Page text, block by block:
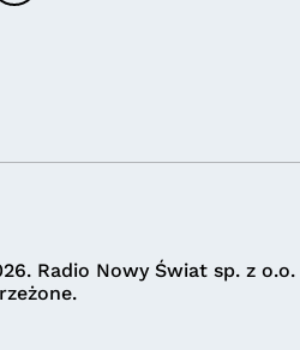
Radio Nowy Świat sp. z o.o.